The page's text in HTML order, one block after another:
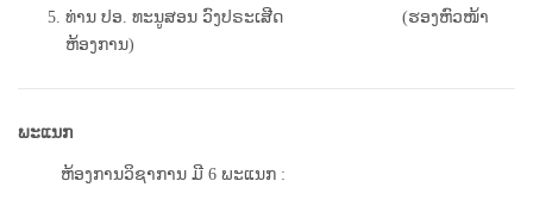
ທ່ານ ປອ. ທະນູສອນ ວົງປຣະເສີດ (ຮອງຫົວໜ້າ
ຫ້ອງການ)
ພະແນກ
ຫ້ອງການວິຊາການ ມີ 6 ພະແນກ :